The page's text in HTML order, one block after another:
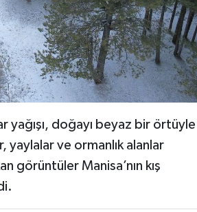
yağışı, doğayı beyaz bir örtüyle
yaylalar ve ormanlık alanlar
görüntüler Manisa’nın kış